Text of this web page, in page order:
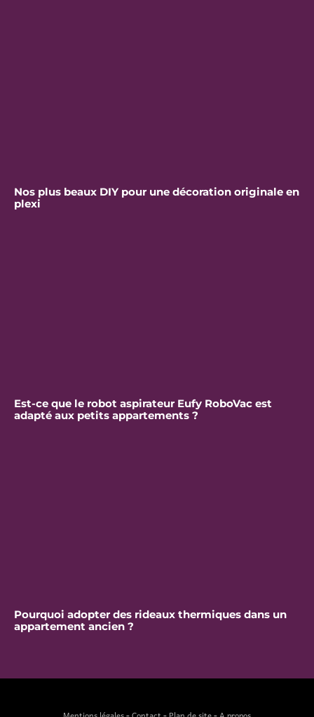
Nos plus beaux DIY pour une décoration originale en
plexi
Est-ce que le robot aspirateur Eufy RoboVac est
adapté aux petits appartements ?
Pourquoi adopter des rideaux thermiques dans un
appartement ancien ?